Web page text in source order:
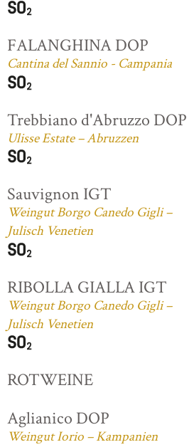
FALANGHINA DOP
Cantina del Sannio - Campania
Trebbiano d'Abruzzo DOP
Ulisse Estate – Abruzzen
Sauvignon IGT
Weingut Borgo Canedo Gigli –
Julisch Venetien
RIBOLLA GIALLA IGT
Weingut Borgo Canedo Gigli –
Julisch Venetien
ROTWEINE
Aglianico DOP
Weingut Iorio – Kampanien